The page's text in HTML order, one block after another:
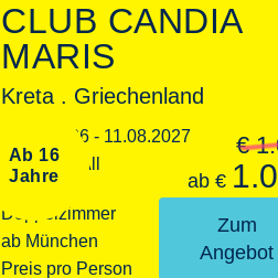
CLUB CANDIA
MARIS
Kreta . Griechenland
Ab 16
Jahre
22.08.2026 - 11.08.2027
7 Nächte, All
Inclusive
Doppelzimmer
ab München
Preis pro Person
€
ab €
Zum
Angebot